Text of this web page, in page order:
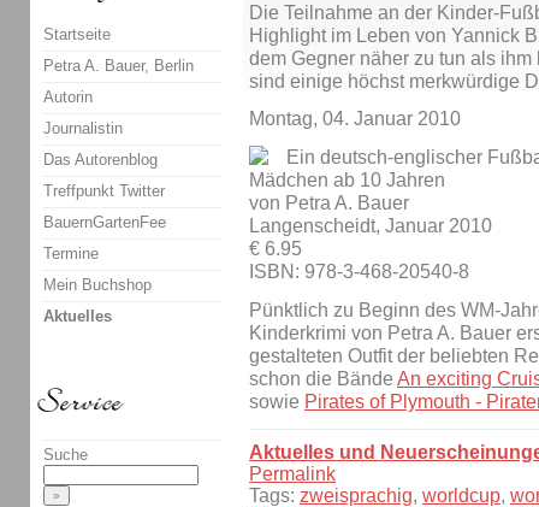
Die Teilnahme an der Kinder-
Highlight im Leben von Yannick
dem Gegner näher zu tun als
sind einige höchst merkwürdige
Montag, 04. Januar 2010
Ein deutsch-englischer
Mädchen ab 10 Jahren
von Petra A. Bauer
Langenscheidt, Januar 2010
€ 6.95
ISBN: 978-3-468-20540-8
Pünktlich zu Beginn des WM-
Kinderkrimi von Petra A. Bauer
gestalteten Outfit der beliebten
schon die Bände An exciting
sowie Pirates of Plymouth -
Aktuelles und
Permalink
Tags: zweisprachig, worldcup,
Startseite
Petra A. Bauer, Berlin
Autorin
Journalistin
Das Autorenblog
Treffpunkt Twitter
BauernGartenFee
Termine
Mein Buchshop
Aktuelles
Suche